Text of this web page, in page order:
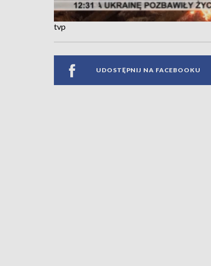
tvp
UDOSTĘPNIJ NA FACEBOOKU